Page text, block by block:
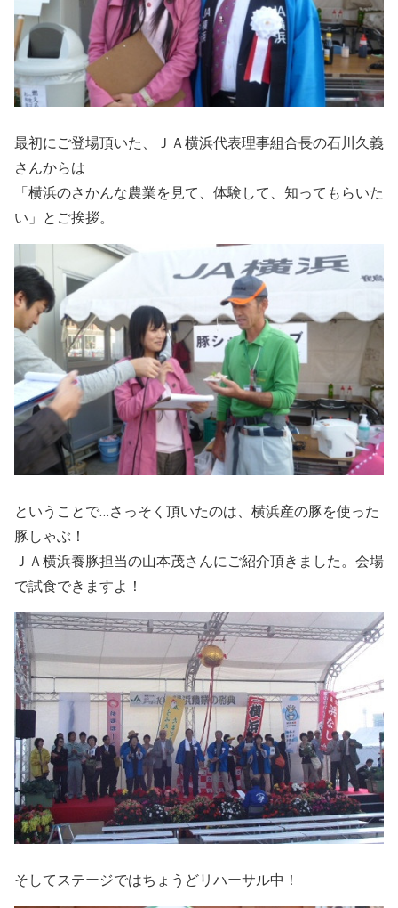
最初にご登場頂いた、ＪＡ横浜代表理事組合長の石川久義
さんからは
「横浜のさかんな農業を見て、体験して、知ってもらいた
い」とご挨拶。
ということで…さっそく頂いたのは、横浜産の豚を使った
豚しゃぶ！
ＪＡ横浜養豚担当の山本茂さんにご紹介頂きました。会場
で試食できますよ！
そしてステージではちょうどリハーサル中！